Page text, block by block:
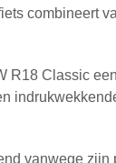
combineert
R18 Classic
vanwege zijn